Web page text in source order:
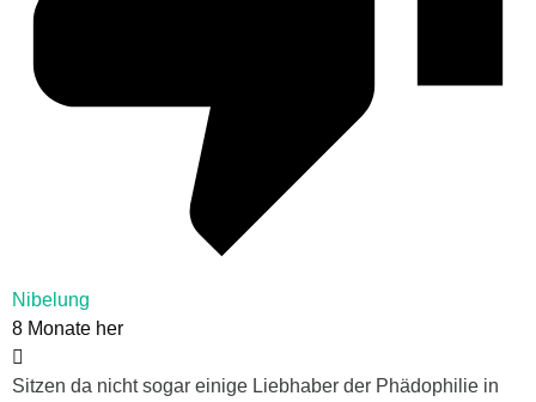
Nibelung
8 Monate her
Sitzen da nicht sogar einige Liebhaber der Phädophilie in